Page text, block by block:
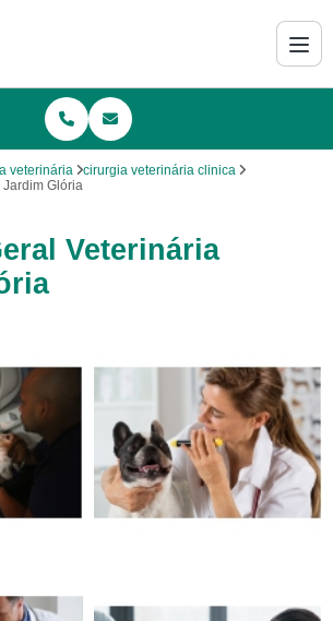
veterinária
cirurgia veterinária clinica
Glória
Veterinária